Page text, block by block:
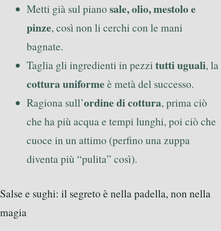
Metti già sul piano sale, olio, mestolo e
pinze, così non li cerchi con le mani
bagnate.
Taglia gli ingredienti in pezzi tutti uguali, la
cottura uniforme è metà del successo.
Ragiona sull’ordine di cottura, prima ciò
che ha più acqua e tempi lunghi, poi ciò che
cuoce in un attimo (perfino una zuppa
diventa più “pulita” così).
Salse e sughi: il segreto è nella padella, non nella
magia